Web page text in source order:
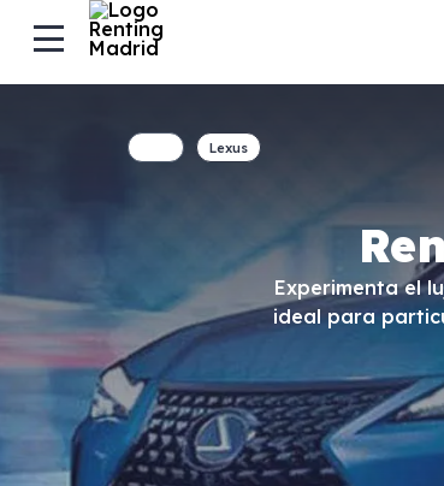
Experimenta el
ideal para
Lexus